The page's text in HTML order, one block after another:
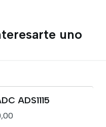
uno
ADS1115